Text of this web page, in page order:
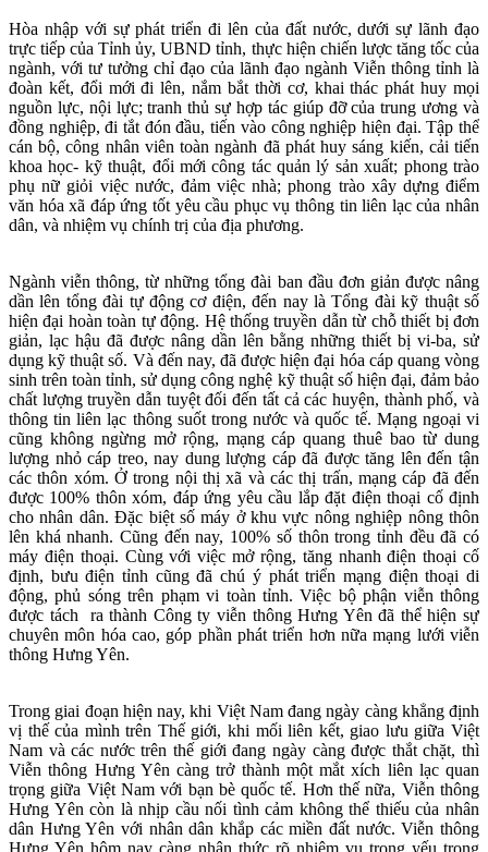
Hòa nhập với sự phát triển đi lên của đất nước, dưới sự lãnh đạo
trực tiếp của Tỉnh ủy, UBND tỉnh, thực hiện chiến lược tăng tốc của
ngành, với tư tưởng chỉ đạo của lãnh đạo ngành Viễn thông tỉnh là
đoàn kết, đổi mới đi lên, nắm bắt thời cơ, khai thác phát huy mọi
nguồn lực, nội lực; tranh thủ sự hợp tác giúp đỡ của trung ương và
đồng nghiệp, đi tắt đón đầu, tiến vào công nghiệp hiện đại. Tập thể
cán bộ, công nhân viên toàn ngành đã phát huy sáng kiến, cải tiến
khoa học- kỹ thuật, đổi mới công tác quản lý sản xuất; phong trào
phụ nữ giỏi việc nước, đảm việc nhà; phong trào xây dựng điểm
văn hóa xã đáp ứng tốt yêu cầu phục vụ thông tin liên lạc của nhân
dân, và nhiệm vụ chính trị của địa phương.
Ngành viễn thông, từ những tổng đài ban đầu đơn giản được nâng
dần lên tổng đài tự động cơ điện, đến nay là Tổng đài kỹ thuật số
hiện đại hoàn toàn tự động. Hệ thống truyền dẫn từ chỗ thiết bị đơn
giản, lạc hậu đã được nâng dần lên bằng những thiết bị vi-ba, sử
dụng kỹ thuật số. Và đến nay, đã được hiện đại hóa cáp quang vòng
sinh trên toàn tỉnh, sử dụng công nghệ kỹ thuật số hiện đại, đảm bảo
chất lượng truyền dẫn tuyệt đối đến tất cả các huyện, thành phố, và
thông tin liên lạc thông suốt trong nước và quốc tế. Mạng ngoại vi
cũng không ngừng mở rộng, mạng cáp quang thuê bao từ dung
lượng nhỏ cáp treo, nay dung lượng cáp đã được tăng lên đến tận
các thôn xóm. Ở trong nội thị xã và các thị trấn, mạng cáp đã đến
được 100% thôn xóm, đáp ứng yêu cầu lắp đặt điện thoại cố định
cho nhân dân. Đặc biệt số máy ở khu vực nông nghiệp nông thôn
lên khá nhanh. Cũng đến nay, 100% số thôn trong tỉnh đều đã có
máy điện thoại. Cùng với việc mở rộng, tăng nhanh điện thoại cố
định, bưu điện tỉnh cũng đã chú ý phát triển mạng điện thoại di
động, phủ sóng trên phạm vi toàn tỉnh. Việc bộ phận viễn thông
được tách ra thành Công ty viễn thông Hưng Yên đã thể hiện sự
chuyên môn hóa cao, góp phần phát triển hơn nữa mạng lưới viễn
thông Hưng Yên.
Trong giai đoạn hiện nay, khi Việt Nam đang ngày càng khẳng định
vị thế của mình trên Thế giới, khi mối liên kết, giao lưu giữa Việt
Nam và các nước trên thế giới đang ngày càng được thắt chặt, thì
Viễn thông Hưng Yên càng trở thành một mắt xích liên lạc quan
trọng giữa Việt Nam với bạn bè quốc tế. Hơn thế nữa, Viễn thông
Hưng Yên còn là nhịp cầu nối tình cảm không thể thiếu của nhân
dân Hưng Yên với nhân dân khắp các miền đất nước. Viễn thông
Hưng Yên hôm nay càng nhận thức rõ nhiệm vụ trọng yếu trong